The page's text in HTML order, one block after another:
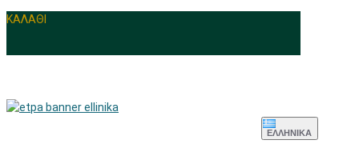
ΚΑΛΑΘΙ
ΕΛΛΗΝΙΚΆ